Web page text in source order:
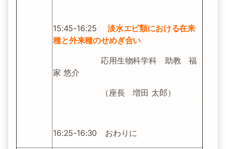
15:45-16:25
淡水エビ類における在来
種と外来種のせめぎ合い
応用生物科学科 助教 福
家 悠介
（座長 増田 太郎）
16:25-16:30 おわりに